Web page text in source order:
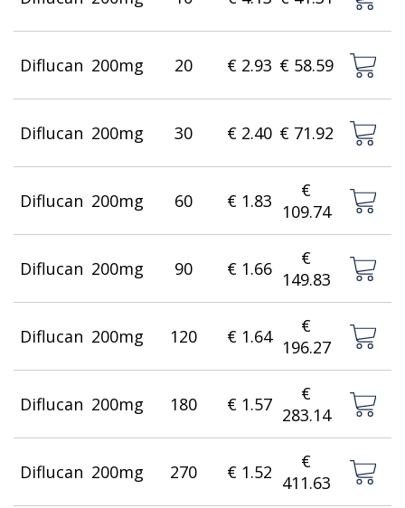
Diflucan 200mg 20 € 2.93 € 58.59
Diflucan 200mg 30 € 2.40 € 71.92
Diflucan 200mg 60 € 1.83
€
109.74
Diflucan 200mg 90 € 1.66
€
149.83
Diflucan 200mg 120 € 1.64
€
196.27
Diflucan 200mg 180 € 1.57
€
283.14
Diflucan 200mg 270 € 1.52
€
411.63